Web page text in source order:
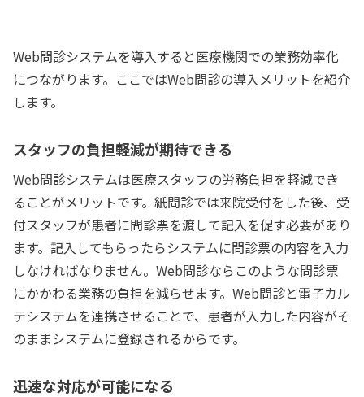
Web問診システムを導入すると医療機関での業務効率化
につながります。ここではWeb問診の導入メリットを紹介
します。
スタッフの負担軽減が期待できる
Web問診システムは医療スタッフの労務負担を軽減でき
ることがメリットです。紙問診では来院受付をした後、受
付スタッフが患者に問診票を渡して記入を促す必要があり
ます。記入してもらったらシステムに問診票の内容を入力
しなければなりません。Web問診ならこのような問診票
にかかわる業務の負担を減らせます。Web問診と電子カル
テシステムを連携させることで、患者が入力した内容がそ
のままシステムに登録されるからです。
迅速な対応が可能になる